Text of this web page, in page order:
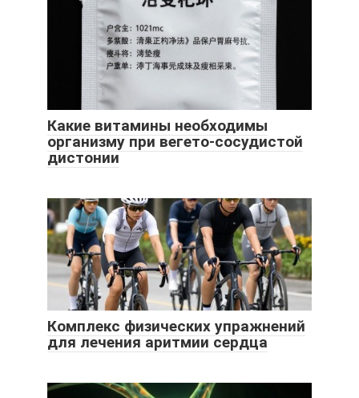
Какие витамины необходимы
организму при вегето-сосудистой
дистонии
Комплекс физических упражнений
для лечения аритмии сердца